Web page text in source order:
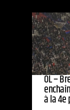
OL –
à la 4e